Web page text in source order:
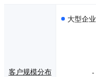
客户规模分布
大型企业
-